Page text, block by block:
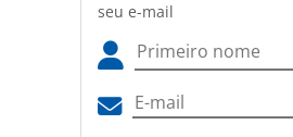
seu e-mail